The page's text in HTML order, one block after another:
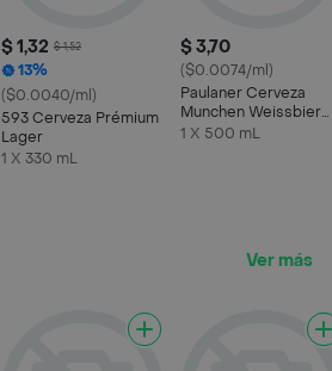
$ 1,32 $ 1,52
13%
($0.0040/ml)
593 Cerveza Prémium
Lager
1 X 330 mL
$ 3,70
($0.0074/ml)
Paulaner Cerveza
Munchen Weissbier
Munchner Hell
1 X 500 mL
Ver más